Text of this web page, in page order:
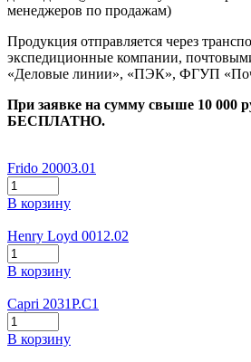
менеджеров по продажам)
Продукция отправляется через
экспедиционные компании,
«Деловые линии», «ПЭК», ФГУП
При заявке на сумму свыше 10 000
БЕСПЛАТНО.
Frido 20003.01
В корзину
Henry Loyd 0012.02
В корзину
Capri 2031P.C1
В корзину